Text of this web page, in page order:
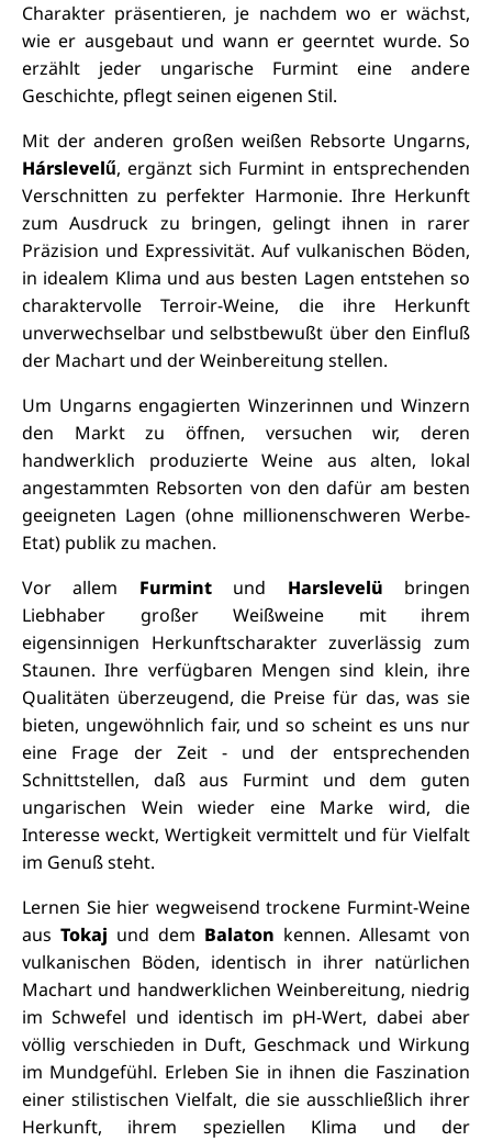
Charakter präsentieren, je nachdem wo er wächst,
wie er ausgebaut und wann er geerntet wurde. So
erzählt jeder ungarische Furmint eine andere
Geschichte, pflegt seinen eigenen Stil.
Mit der anderen großen weißen Rebsorte Ungarns,
Hárslevelű, ergänzt sich Furmint in entsprechenden
Verschnitten zu perfekter Harmonie. Ihre Herkunft
zum Ausdruck zu bringen, gelingt ihnen in rarer
Präzision und Expressivität. Auf vulkanischen Böden,
in idealem Klima und aus besten Lagen entstehen so
charaktervolle Terroir-Weine, die ihre Herkunft
unverwechselbar und selbstbewußt über den Einfluß
der Machart und der Weinbereitung stellen.
Um Ungarns engagierten Winzerinnen und Winzern
den Markt zu öffnen, versuchen wir, deren
handwerklich produzierte Weine aus alten, lokal
angestammten Rebsorten von den dafür am besten
geeigneten Lagen (ohne millionenschweren Werbe-
Etat) publik zu machen.
Vor allem Furmintund Harslevelü bringen
Liebhaber großer Weißweine mit ihrem
eigensinnigen Herkunftscharakter zuverlässig zum
Staunen. Ihre verfügbaren Mengen sind klein, ihre
Qualitäten überzeugend, die Preise für das, was sie
bieten, ungewöhnlich fair, und so scheint es uns nur
eine Frage der Zeit - und der entsprechenden
Schnittstellen, daß aus Furmint und dem guten
ungarischen Wein wieder eine Marke wird, die
Interesse weckt, Wertigkeit vermittelt und für Vielfalt
im Genuß steht.
Lernen Sie hier wegweisend trockene Furmint-Weine
aus Tokaj und dem Balaton kennen. Allesamt von
vulkanischen Böden, identisch in ihrer natürlichen
Machart und handwerklichen Weinbereitung, niedrig
im Schwefel und identisch im pH-Wert, dabei aber
völlig verschieden in Duft, Geschmack und Wirkung
im Mundgefühl. Erleben Sie in ihnen die Faszination
einer stilistischen Vielfalt, die sie ausschließlich ihrer
Herkunft, ihrem speziellen Klima und der